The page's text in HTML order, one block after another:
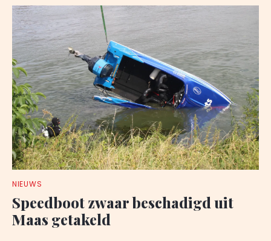
NIEUWS
Speedboot zwaar beschadigd uit
Maas getakeld